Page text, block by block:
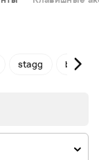
stagg boss